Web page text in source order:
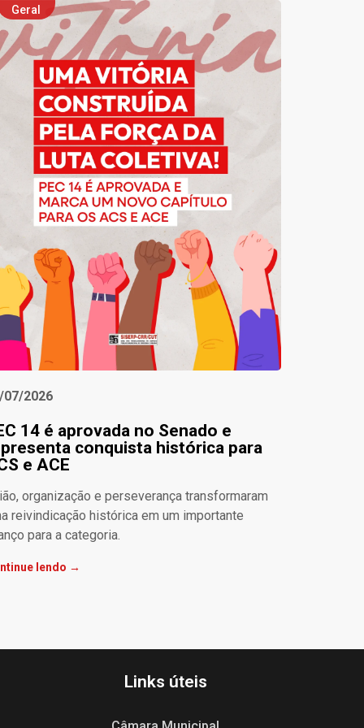
Geral
07/2026
14 é aprovada no Senado e
conquista histórica para
e ACE
organização e perseverança transformaram
reivindicação histórica em um importante
para a categoria.
lendo →
Links úteis